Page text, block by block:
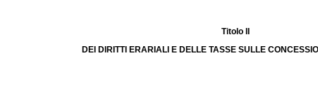
Titolo II
DEI DIRITTI ERARIALI E DELLE TASSE SULLE